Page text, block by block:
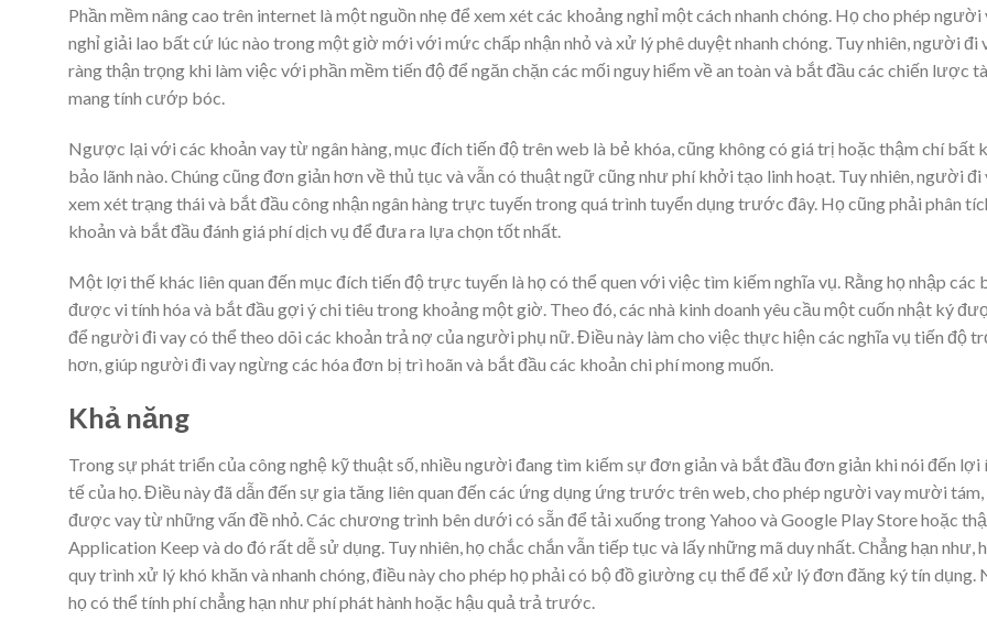
Phần mềm nâng cao trên internet là một nguồn nhẹ để xem xét các khoảng nghỉ một cách nhanh chóng. Họ cho phép
nghỉ giải lao bất cứ lúc nào trong một giờ mới với mức chấp nhận nhỏ và xử lý phê duyệt nhanh chóng. Tuy nhiên, người đi
ràng thận trọng khi làm việc với phần mềm tiến độ để ngăn chặn các mối nguy hiểm về an toàn và bắt đầu các chiến lược
mang tính cướp bóc.
Ngược lại với các khoản vay từ ngân hàng, mục đích tiến độ trên web là bẻ khóa, cũng không có giá trị hoặc thậm chí bất
bảo lãnh nào. Chúng cũng đơn giản hơn về thủ tục và vẫn có thuật ngữ cũng như phí khởi tạo linh hoạt. Tuy nhiên, người đi
xem xét trạng thái và bắt đầu công nhận ngân hàng trực tuyến trong quá trình tuyển dụng trước đây. Họ cũng phải phân
khoản và bắt đầu đánh giá phí dịch vụ để đưa ra lựa chọn tốt nhất.
Một lợi thế khác liên quan đến mục đích tiến độ trực tuyến là họ có thể quen với việc tìm kiếm nghĩa vụ. Rằng họ nhập các
được vi tính hóa và bắt đầu gợi ý chi tiêu trong khoảng một giờ. Theo đó, các nhà kinh doanh yêu cầu một cuốn nhật ký
để người đi vay có thể theo dõi các khoản trả nợ của người phụ nữ. Điều này làm cho việc thực hiện các nghĩa vụ tiến độ
hơn, giúp người đi vay ngừng các hóa đơn bị trì hoãn và bắt đầu các khoản chi phí mong muốn.
Khả năng
Trong sự phát triển của công nghệ kỹ thuật số, nhiều người đang tìm kiếm sự đơn giản và bắt đầu đơn giản khi nói đến lợi
tế của họ. Điều này đã dẫn đến sự gia tăng liên quan đến các ứng dụng ứng trước trên web, cho phép người vay mười tám,
được vay từ những vấn đề nhỏ. Các chương trình bên dưới có sẵn để tải xuống trong Yahoo và Google Play Store hoặc
Application Keep và do đó rất dễ sử dụng. Tuy nhiên, họ chắc chắn vẫn tiếp tục và lấy những mã duy nhất. Chẳng hạn như,
quy trình xử lý khó khăn và nhanh chóng, điều này cho phép họ phải có bộ đồ giường cụ thể để xử lý đơn đăng ký tín dụng.
họ có thể tính phí chẳng hạn như phí phát hành hoặc hậu quả trả trước.